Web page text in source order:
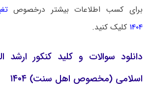
برای کسب اطلاعات بیشتر درخصوص
۱۴۰۴ کلیک کنید.
دانلود سوالات و کلید کنکور ارشد
اسلامی (مخصوص اهل سنت) ۱۴۰۴